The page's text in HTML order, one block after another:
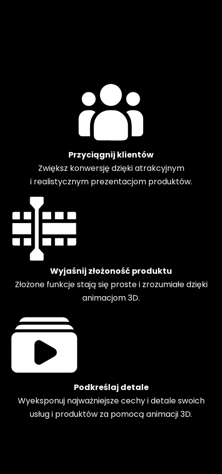
Przyciągnij klientów
Zwiększ konwersję dzięki atrakcyjnym
i realistycznym prezentacjom produktów.
Wyjaśnij złożoność produktu
Złożone funkcje stają się proste i zrozumiałe dzięki
animacjom 3D.
Podkreślaj detale
Wyeksponuj najważniejsze cechy i detale swoich
usług i produktów za pomocą animacji 3D.